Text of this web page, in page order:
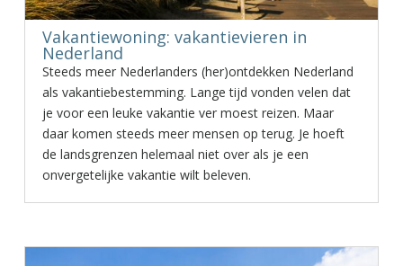
Vakantiewoning: vakantievieren in
Nederland
Steeds meer Nederlanders (her)ontdekken Nederland
als vakantiebestemming. Lange tijd vonden velen dat
je voor een leuke vakantie ver moest reizen. Maar
daar komen steeds meer mensen op terug. Je hoeft
de landsgrenzen helemaal niet over als je een
onvergetelijke vakantie wilt beleven.